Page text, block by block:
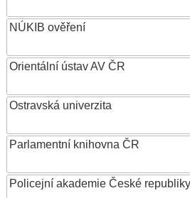
NÚKIB ověření
Orientální ústav AV ČR
Ostravská univerzita
Parlamentní knihovna ČR
Policejní akademie České